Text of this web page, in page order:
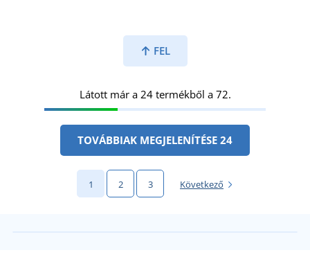
FEL
Látott már a 24 termékből a 72.
TOVÁBBIAK MEGJELENÍTÉSE 24
1 2 3 Következő